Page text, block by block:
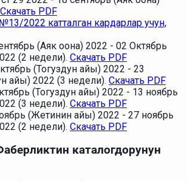
Скачать PDF
2022 катталган кардарлар учун,
(Аяк оона) 2022 - 02 Октябрь
(2 недели). Скачать PDF
(Тогуздун айы) 2022 - 23
айы) 2022 (3 недели). Скачать PDF
(Тогуздун айы) 2022 - 13 ноябрь
(3 недели). Скачать PDF
(Жетинин айы) 2022 - 27 ноябрь
(2 недели). Скачать PDF
каталогдорунун